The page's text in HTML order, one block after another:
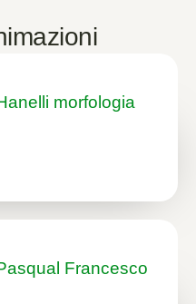
morfologia
Francesco